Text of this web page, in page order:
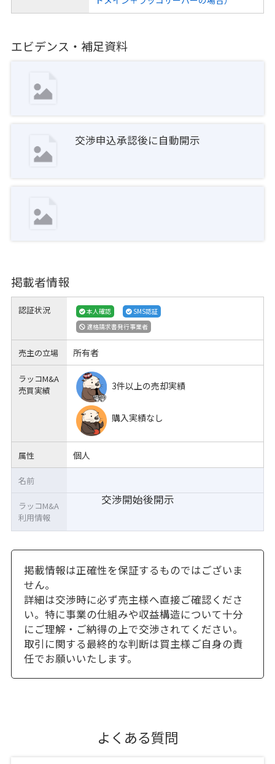
エビデンス・補足資料
交渉申込承認後に自動開示
掲載者情報
認証状況 本人確認
SMS認証
適格請求書発行事業者
売主の立場 所有者
ラッコM&A
売買実績
3件以上の売却実績
購入実績なし
属性 個人
交渉開始後開示
名前
ラッコM&A
利用情報
掲載情報は正確性を保証するものではございま
せん。
詳細は交渉時に必ず売主様へ直接ご確認くださ
い。特に事業の仕組みや収益構造について十分
にご理解・ご納得の上で交渉されてください。
取引に関する最終的な判断は買主様ご自身の責
任でお願いいたします。
よくある質問